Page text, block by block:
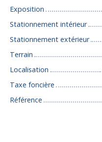
Exposition
Stationnement intérieur
Stationnement extérieur
Terrain
Localisation
Taxe foncière
Référence